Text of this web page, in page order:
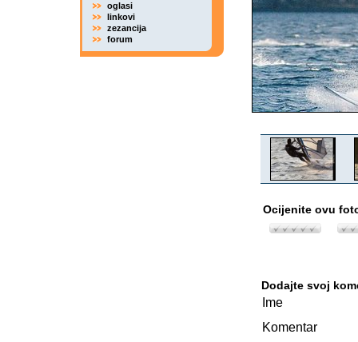
oglasi
linkovi
zezancija
forum
Ocijenite ovu
Dodajte svoj
Ime
Komentar